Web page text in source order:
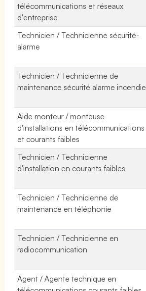
télécommunications et réseaux
d'entreprise
Technicien / Technicienne sécurité-
alarme
Technicien / Technicienne de
maintenance sécurité alarme incendie
Aide monteur / monteuse
d'installations en télécommunications
et courants faibles
Technicien / Technicienne
d'installation en courants faibles
Technicien / Technicienne de
maintenance en téléphonie
Technicien / Technicienne en
radiocommunication
Agent / Agente technique en